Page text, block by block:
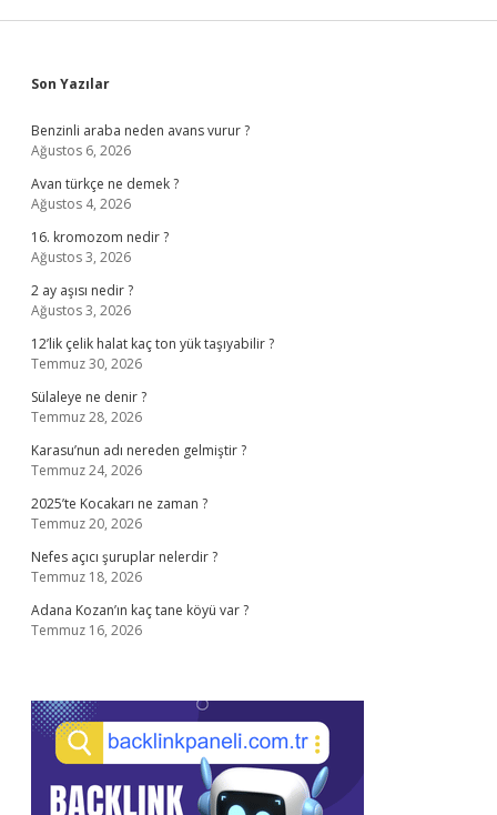
Sidebar
Son Yazılar
Benzinli araba neden avans vurur ?
Ağustos 6, 2026
Avan türkçe ne demek ?
Ağustos 4, 2026
16. kromozom nedir ?
Ağustos 3, 2026
2 ay aşısı nedir ?
Ağustos 3, 2026
12’lik çelik halat kaç ton yük taşıyabilir ?
Temmuz 30, 2026
Sülaleye ne denir ?
Temmuz 28, 2026
Karasu’nun adı nereden gelmiştir ?
Temmuz 24, 2026
2025’te Kocakarı ne zaman ?
Temmuz 20, 2026
Nefes açıcı şuruplar nelerdir ?
Temmuz 18, 2026
Adana Kozan’ın kaç tane köyü var ?
Temmuz 16, 2026